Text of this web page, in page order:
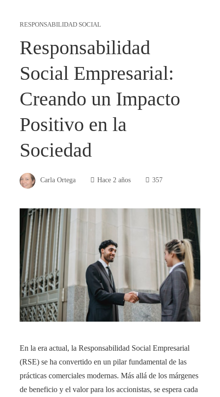
RESPONSABILIDAD SOCIAL
Responsabilidad
Social Empresarial:
Creando un Impacto
Positivo en la
Sociedad
Carla Ortega Hace 2 años 357
En la era actual, la Responsabilidad Social Empresarial
(RSE) se ha convertido en un pilar fundamental de las
prácticas comerciales modernas. Más allá de los márgenes
de beneficio y el valor para los accionistas, se espera cada